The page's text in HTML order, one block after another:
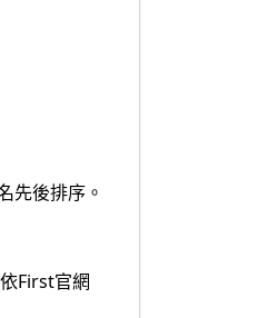
先後排序。
First官網